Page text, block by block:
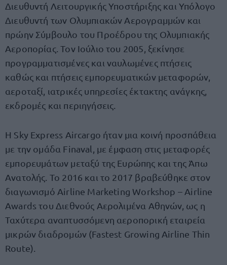
Διευθυντή Λειτουργικής Υποστήριξης και Υπόλογο
Διευθυντή των Ολυμπιακών Αερογραμμών και
πρώην Σύμβουλο του Προέδρου της Ολυμπιακής
Αεροπορίας. Τον Ιούλιο του 2005, ξεκίνησε
προγραμματισμένες και ναυλωμένες πτήσεις
καθώς και πτήσεις εμπορευματικών μεταφορών,
αεροταξί, ιατρικές υπηρεσίες έκτακτης ανάγκης,
εκδρομές και περιηγήσεις.
Η Sky Express Aircargo ήταν μια κοινή προσπάθεια
με την ομάδα Finaval, με έμφαση στις μεταφορές
εμπορευμάτων μεταξύ της Ευρώπης και της Άπω
Ανατολής. Το 2016 και το 2017 βραβεύθηκε στον
διαγωνισμό Airline Marketing Workshop – Airline
Awards του Διεθνούς Αερολιμένα Αθηνών, ως η
Ταχύτερα αναπτυσσόμενη αεροπορική εταιρεία
μικρών διαδρομών (Fastest Growing Airline Thin
Route).